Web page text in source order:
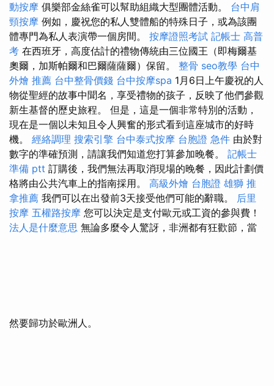
動按摩 俱樂部金絲雀可以幫助組織大型團體活動。 台中肩
頸按摩 例如，慶祝您的私人雙體船的特殊日子，或為該團
體專門為私人表演帶一個房間。 按摩證照考試 記帳士 高普
考 在西班牙，高度估計的禮物傳統由三位國王（即梅爾基
奧爾，加斯帕爾和巴爾薩薩爾）保留。 整骨 seo教學 台中
外燴 推薦 台中整骨價錢 台中按摩spa 1月6日上午慶祝的人
物從聖經的故事中聞名，享受禮物的孩子，反映了他們參觀
新生基督的歷史旅程。 但是，這是一個非常特別的活動，
現在是一個以未知且令人興奮的形式看到這座城市的好時
機。 經絡調理 搜索引擎 台中泰式按摩 台胞證 急件 由於對
數字的準確預測，請讓我們知道您打算參加晚餐。 記帳士
準備 ptt 訂購後，我們無法再取消現場的晚餐，因此計劃價
格將由公共汽車上的指南採用。 高級外燴 台胞證 雄獅 推
拿推薦 我們可以在出發前3天接受他們可能的辭職。 后里
按摩 五權路按摩 您可以決定是支付歐元或工資的參與費！
法人是什麼意思 無論多麼令人驚訝，非洲都有狂歡節，當
然要歸功於歐洲人。